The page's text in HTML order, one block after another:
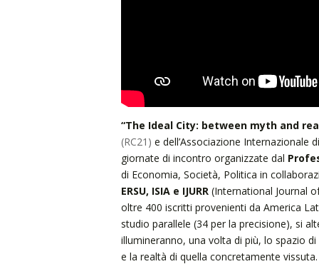
“The Ideal City: between myth and
(RC21) e dell’Associazione Internazionale
giornate di incontro organizzate dal
di Economia, Società, Politica in
ERSU, ISIA e IJURR(International Journal
oltre 400 iscritti provenienti da America
studio parallele (34 per la precisione), si
illumineranno, una volta di più, lo spazio
e la realtà di quella concretamente vissuta.